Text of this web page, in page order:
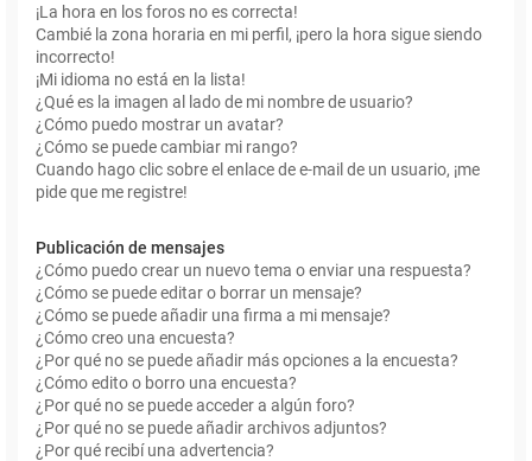
¡La hora en los foros no es correcta!
Cambié la zona horaria en mi perfil, ¡pero la hora sigue siendo
incorrecto!
¡Mi idioma no está en la lista!
¿Qué es la imagen al lado de mi nombre de usuario?
¿Cómo puedo mostrar un avatar?
¿Cómo se puede cambiar mi rango?
Cuando hago clic sobre el enlace de e-mail de un usuario, ¡me
pide que me registre!
Publicación de mensajes
¿Cómo puedo crear un nuevo tema o enviar una respuesta?
¿Cómo se puede editar o borrar un mensaje?
¿Cómo se puede añadir una firma a mi mensaje?
¿Cómo creo una encuesta?
¿Por qué no se puede añadir más opciones a la encuesta?
¿Cómo edito o borro una encuesta?
¿Por qué no se puede acceder a algún foro?
¿Por qué no se puede añadir archivos adjuntos?
¿Por qué recibí una advertencia?